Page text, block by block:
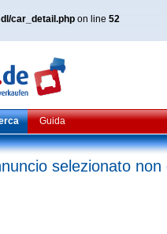
car_detail.php on line 52
Guida
selezionato